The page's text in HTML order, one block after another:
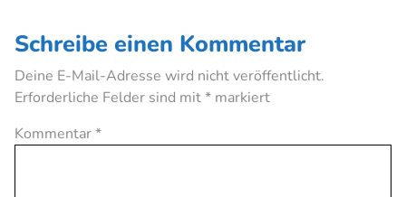
Schreibe einen Kommentar
Deine E-Mail-Adresse wird nicht veröffentlicht.
Erforderliche Felder sind mit* markiert
Kommentar*